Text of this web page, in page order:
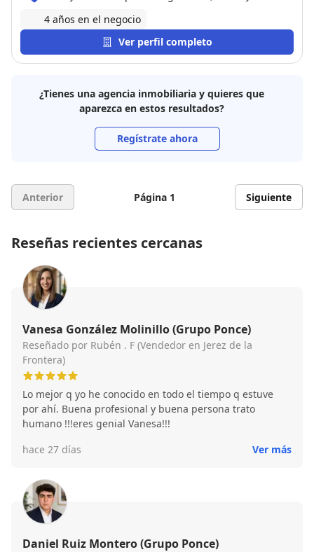
4 años en el negocio
Ver perfil completo
¿Tienes una agencia inmobiliaria y quieres que
aparezca en estos resultados?
Regístrate ahora
Anterior Página 1 Siguiente
Reseñas recientes cercanas
Vanesa González Molinillo (Grupo Ponce)
Reseñado por Rubén . F (Vendedor en Jerez de la
Frontera)
Lo mejor q yo he conocido en todo el tiempo q estuve
por ahí. Buena profesional y buena persona trato
humano !!!eres genial Vanesa!!!
hace 27 días
Ver más
Daniel Ruiz Montero (Grupo Ponce)